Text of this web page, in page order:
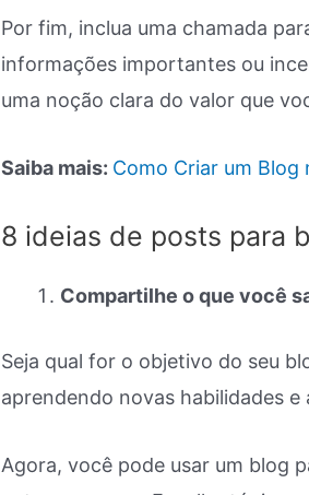
Por fim, inclua uma chamada
informações importantes ou
uma noção clara do valor que
Saiba mais: Como Criar um Blog
8 ideias de posts para
Compartilhe o que você
Seja qual for o objetivo do seu
aprendendo novas habilidades
Agora, você pode usar um blog